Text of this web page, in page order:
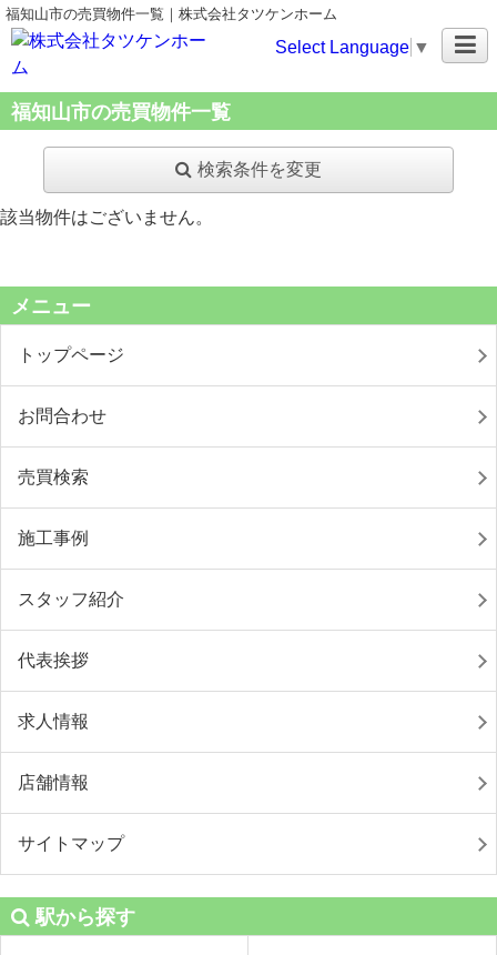
福知山市の売買物件一覧｜株式会社タツケンホーム
Select Language ▼
福知山市の売買物件一覧
検索条件を変更
該当物件はございません。
メニュー
トップページ
お問合わせ
売買検索
施工事例
スタッフ紹介
代表挨拶
求人情報
店舗情報
サイトマップ
駅から探す